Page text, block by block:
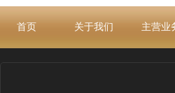
首页 关于我们 主营业